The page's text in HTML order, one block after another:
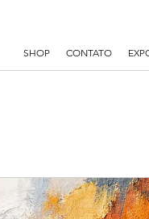
CONTATO
SHOP